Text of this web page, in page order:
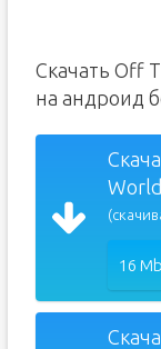
Скачать Off
на андроид
16 Mb